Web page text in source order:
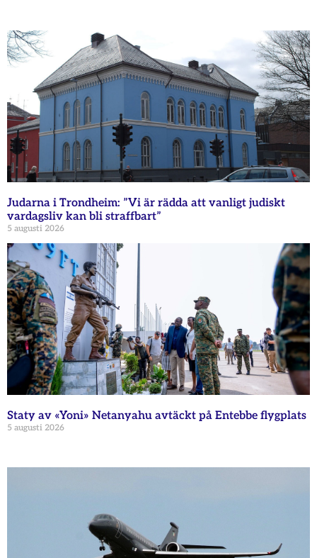
Judarna i Trondheim: ”Vi är rädda att vanligt judiskt
vardagsliv kan bli straffbart”
5 augusti 2026
Staty av «Yoni» Netanyahu avtäckt på Entebbe flygplats
5 augusti 2026